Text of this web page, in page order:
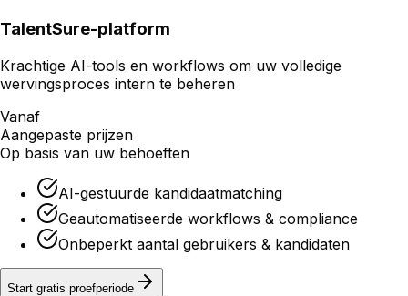
TalentSure-platform
Krachtige AI-tools en workflows om uw volledige
wervingsproces intern te beheren
Vanaf
Aangepaste prijzen
Op basis van uw behoeften
AI-gestuurde kandidaatmatching
Geautomatiseerde workflows & compliance
Onbeperkt aantal gebruikers & kandidaten
Start gratis proefperiode